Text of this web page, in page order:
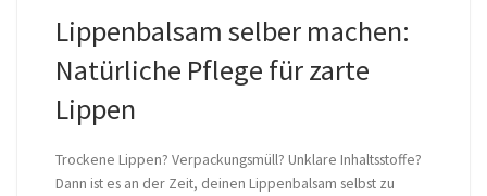
Lippenbalsam selber machen:
Natürliche Pflege für zarte
Lippen
Trockene Lippen? Verpackungsmüll? Unklare Inhaltsstoffe?
Dann ist es an der Zeit, deinen Lippenbalsam selbst zu